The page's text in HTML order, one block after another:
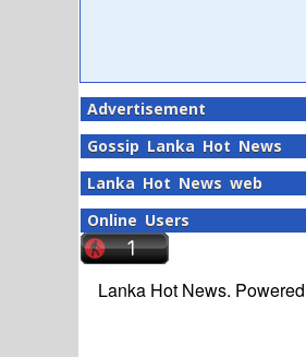
Advertisement
Gossip Lanka Hot News
Lanka Hot News web
Online Users
Lanka Hot News.